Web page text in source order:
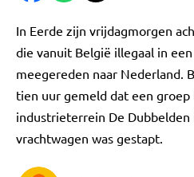
In Eerde zijn vrijdagmorgen
die vanuit België illegaal in
meegereden naar Nederland.
tien uur gemeld dat een
industrieterrein De Dubbelden
vrachtwagen was gestapt.